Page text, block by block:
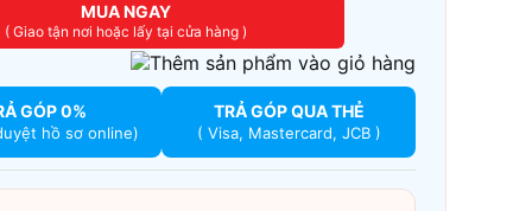
MUA NGAY
( Giao tận nơi hoặc lấy tại cửa hàng )
GÓP 0%
hồ sơ online)
TRẢ GÓP QUA THẺ
( Visa, Mastercard, JCB )